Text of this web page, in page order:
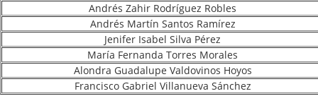
Andrés Zahir Rodríguez Robles
Andrés Martín Santos Ramírez
Jenifer Isabel Silva Pérez
María Fernanda Torres Morales
Alondra Guadalupe Valdovinos Hoyos
Francisco Gabriel Villanueva Sánchez